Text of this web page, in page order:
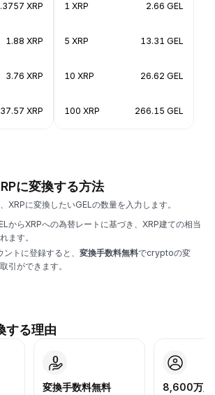
XRP
1.88 XRP
3.76 XRP
37.57 XRP
1 XRP 2.66 GEL
5 XRP 13.31 GEL
10 XRP 26.62 GEL
100 XRP 266.15 GEL
に変換する方法
XRPに変換したいGELの数量を入力します。
からXRPへの為替レートに基づき、XRP建ての相当
ます。
トに登録すると、 変換手数料無料でcryptoの変
引ができます。
する理由
変換手数料無料
8,600万人